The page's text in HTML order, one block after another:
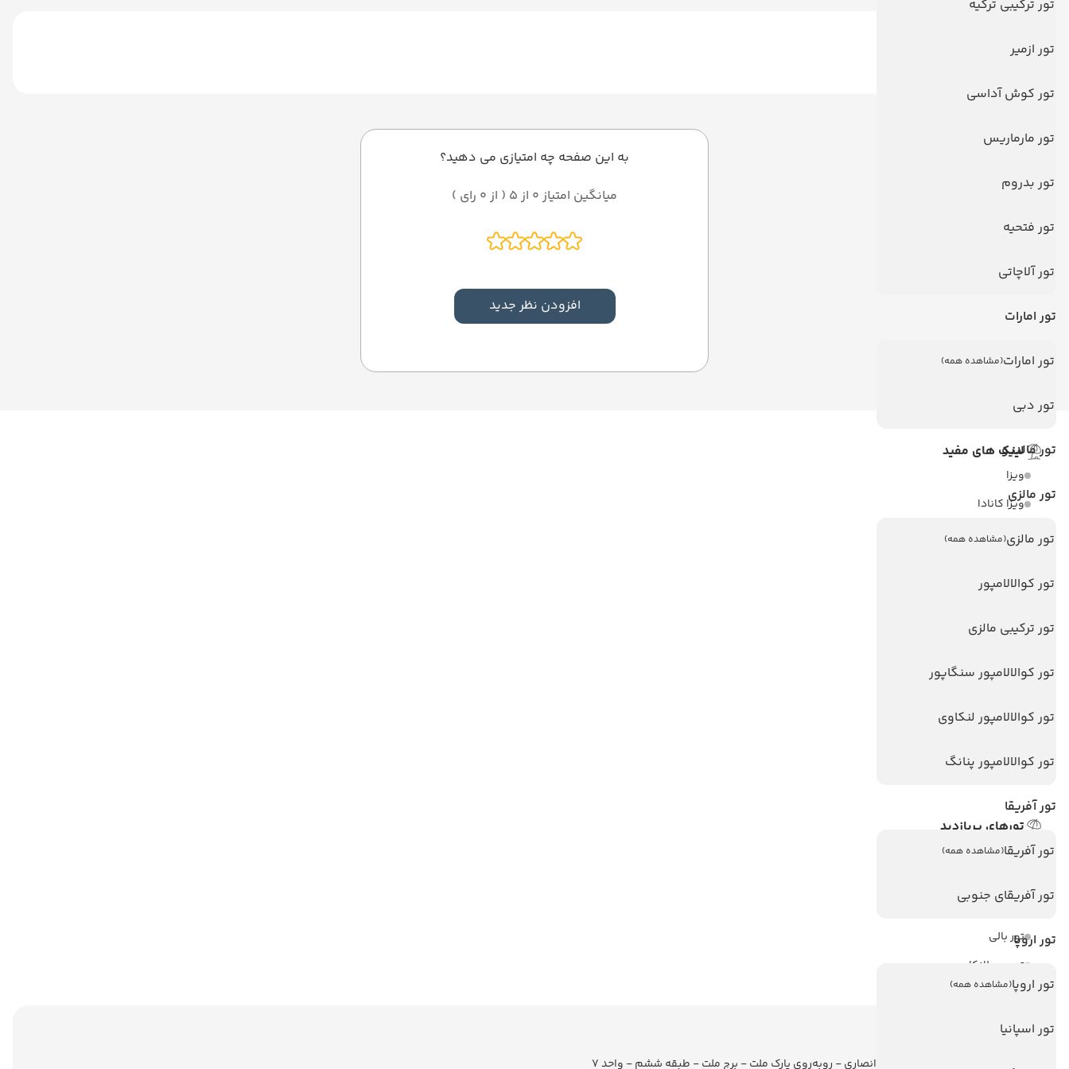
تور ترکیبی ترکیه
تور ازمیر
تور کوش آداسی
تور مارماریس
تور بدروم
تور فتحیه
تور آلاچاتی
تور امارات
تور امارات(مشاهده همه)
تور دبی
تور مالدیو
تور مالزی
تور مالزی(مشاهده همه)
تور کوالالامپور
تور ترکیبی مالزی
تور کوالالامپور سنگاپور
تور کوالالامپور لنکاوی
تور کوالالامپور پنانگ
تور آفریقا
تور آفریقا(مشاهده همه)
تور آفریقای جنوبی
تور اروپا
تور اروپا(مشاهده همه)
تور اسپانیا
دیدگاه کاربران
به این صفحه چه امتیازی می دهید؟
میانگین امتیاز 0 از 5 ( از 0 رای )
افزودن نظر جدید
لینک های مفید
ویزا
ویزا کانادا
درباره ما
مجله گردشگری
هتل های پر بازدید
هتل های آنتالیا
هتل های تایلند
تورهای پربازدید
تور استانبول
تور پوکت
تور بالی
تور سریلانکا
اطلاعات تماس
تهران - ولیعصر - نبش کوچه انصاری - روبه‌روی پارک ملت - برج ملت - طبقه ششم - واحد 7